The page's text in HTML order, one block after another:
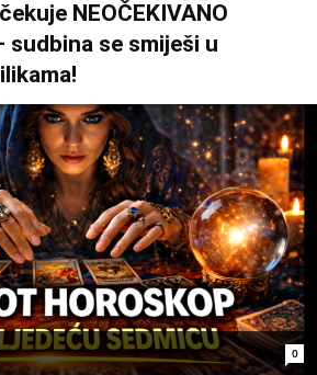
NEOČEKIVANO
sudbina se smiješi u
0